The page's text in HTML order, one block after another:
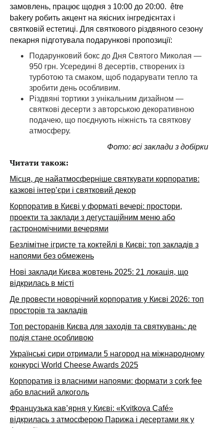
замовлень, працює щодня з 10:00 до 20:00. être
bakery робить акцент на якісних інгредієнтах і
святковій естетиці. Для святкового різдвяного сезону
пекарня підготувала подарункові пропозиції:
Подарунковий бокс до Дня Святого Миколая —
950 грн. Усередині 8 десертів, створених із
турботою та смаком, щоб подарувати тепло та
зробити день особливим.
Різдвяні тортики з унікальним дизайном —
святкові десерти з авторською декоративною
подачею, що поєднують ніжність та святкову
атмосферу.
Фото: всі заклади з добірки
Читати також:
Місця, де найатмосферніше святкувати корпоратив:
казкові інтер’єри і святковий декор
Корпоратив в Києві у форматі вечері: простори,
проекти та заклади з дегустаційним меню або
гастрономічними вечерями
Безлімітне ігристе та коктейлі в Києві: топ закладів з
напоями без обмежень
Нові заклади Києва жовтень 2025: 21 локація, що
відкрилась в місті
Де провести новорічний корпоратив у Києві 2026: топ
просторів та закладів
Топ ресторанів Києва для заходів та святкувань: де
подія стане особливою
Українські сири отримали 5 нагород на міжнародному
конкурсі World Cheese Awards 2025
Корпоратив із власними напоями: формати з cork fee
або власний алкоголь
Французька кав’ярня у Києві: «Kvitkova Café»
відкрилась з атмосферою Парижа і десертами як у